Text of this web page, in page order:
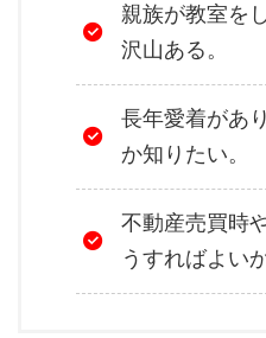
親族が教室を
沢山ある。
長年愛着があ
か知りたい。
不動産売買時
うすればよいか